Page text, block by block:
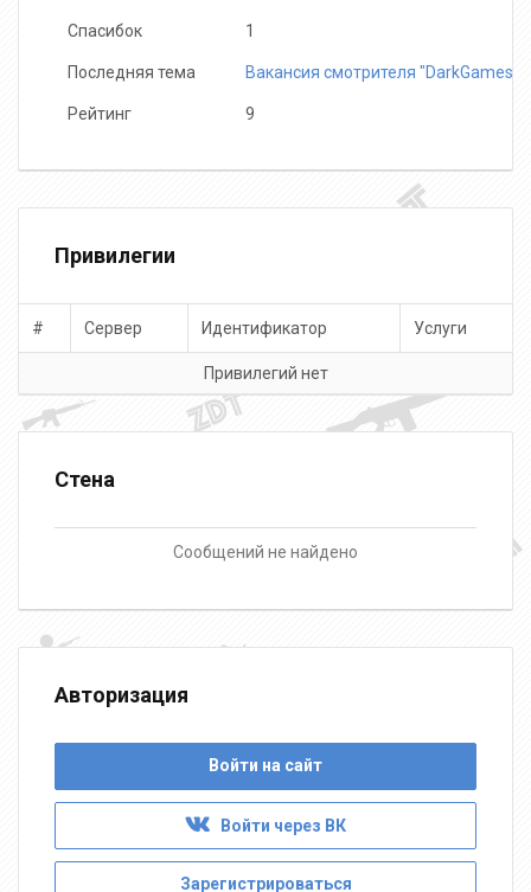
Спасибок 1
Последняя тема Вакансия смотрителя "DarkGames"
Рейтинг 9
Привилегии
# Сервер Идентификатор Услуги
Привилегий нет
Стена
Сообщений не найдено
Авторизация
Войти на сайт
Войти через ВК
Зарегистрироваться